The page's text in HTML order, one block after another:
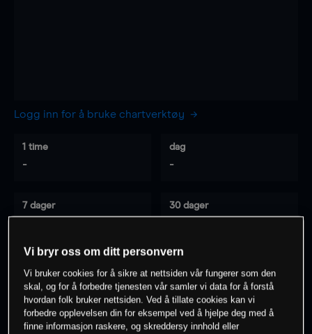
Logg inn for å bruke chartverktøy
1 time
-
dag
-
7 dager 30 dager
0% av kunder erpå dette instrumentet
Søk om konto
Vi bryr oss om ditt personvern
Vi bruker cookies for å sikre at nettsiden vår fungerer som den
skal, og for å forbedre tjenesten vår samler vi data for å forstå
hvordan folk bruker nettsiden. Ved å tillate cookies kan vi
forbedre opplevelsen din for eksempel ved å hjelpe deg med å
finne informasjon raskere, og skreddersy innhold eller